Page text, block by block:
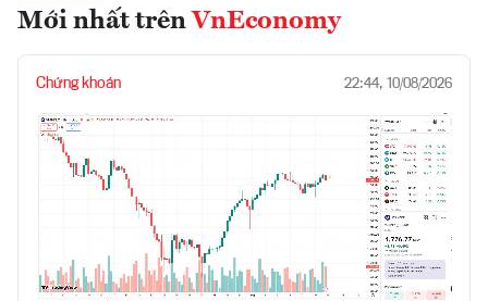
Mới nhất trên VnEconomy
Chứng khoán 22:44, 10/08/2026